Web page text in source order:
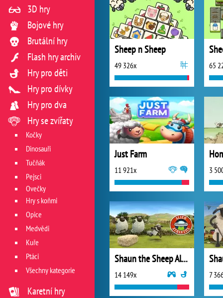
Sheep n Sheep
49 326x 65
Just Farm
11 921x 3
Shaun the Sheep Alien Athletics
14 149x 7
3D hry
Bojové hry
Brutální hry
Flash hry archiv
Hry pro děti
Hry pro dívky
Hry pro dva
Hry se zvířaty
Kočky
Dinosauři
Tučňák
Pejsci
Ovečky
Hry s koňmi
Opice
Medvědi
Kuře
Ptáci
Všechny kategorie
Karetní hry